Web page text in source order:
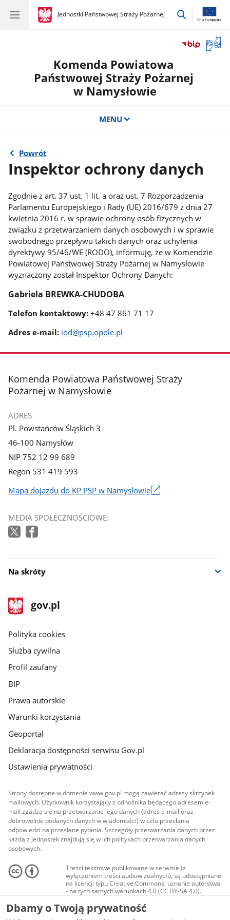
gov.pl
Jednostki Państwowej Straży Pożarnej
gov.pl
Jednostki
przejdź
okno
Komenda Powiatowa
Państwowej Straży Pożarnej
w Namysłowie
MENU
Powrót
Inspektor ochrony danych
Zgodnie z art. 37 ust. 1 lit. a oraz ust. 7 Rozporządzenia
Parlamentu Europejskiego i Rady (UE) 2016/679 z dnia 27
kwietnia 2016 r. w sprawie ochrony osób fizycznych w
związku z przetwarzaniem danych osobowych i w sprawie
swobodnego przepływu takich danych oraz uchylenia
dyrektywy 95/46/WE (RODO), informuję, że w Komendzie
Powiatowej Państwowej Straży Pożarnej w Namysłowie
wyznaczony został Inspektor Ochrony Danych:
Gabriela BREWKA-CHUDOBA
Telefon kontaktowy:+48 47 861 71 17
Adres e-mail: iod@psp.opole.pl
stopka
Komenda Powiatowa Państwowej Straży
Pożarnej w Namysłowie
ADRES
Pl. Powstańców Śląskich 3
46-100 Namysłów
NIP 752 12 99 689
Regon 531 419 593
Mapa dojazdu do KP PSP w Namysłowie
się
w
MEDIA SPOŁECZNOŚCIOWE:
Na skróty
stopka
gov.pl
Strona
gov.pl
gov.pl
Polityka cookies
Służba cywilna
Profil zaufany
BIP
Prawa autorskie
Warunki korzystania
Geoportal
Deklaracja dostępności serwisu Gov.pl
Ustawienia prywatności
Strony dostępne w domenie www.gov.pl mogą zawierać adresy skrzynek
mailowych. Użytkownik korzystający z odnośnika będącego adresem e-
mail zgadza się na przetwarzanie jego danych (adres e-mail oraz
dobrowolnie podanych danych w wiadomości) w celu przesłania
odpowiedzi na przesłane pytania. Szczegóły przetwarzania danych przez
każdą z jednostek znajdują się w ich politykach przetwarzania danych
osobowych.
Treści tekstowe publikowane w serwisie (z
wyłączeniem treści audiowizualnych), są udostępniane
na licencji typu Creative Commons: uznanie autorstwa
- na tych samych warunkach 4.0 (CC BY-SA 4.0).
Materiały audiowizualne, w tym zdjęcia, materiały
audio i wideo, są udostępniane na licencji typu
Creative Commons: uznanie autorstwa użycie
Dbamy o Twoją prywatność